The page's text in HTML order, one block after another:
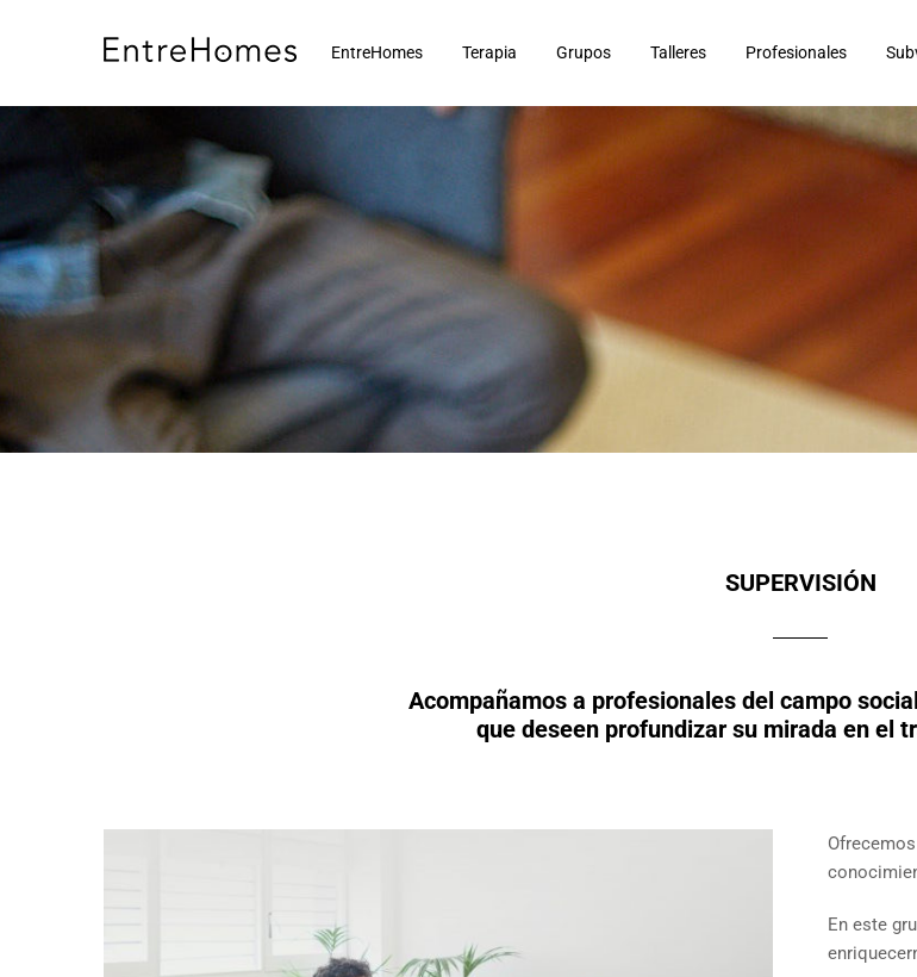
EntreHomes Terapia Grupos Talleres Profesionales
SUPERVISIÓN
Acompañamos a profesionales del campo
que deseen profundizar su mirada en el
En este